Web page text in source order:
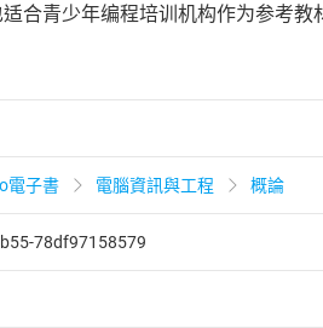
合青少年编程培训机构作为参考
電子書 電腦資訊與工程 概論
78df97158579